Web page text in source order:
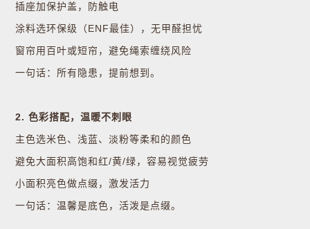
插座加保护盖，防触电
涂料选环保级（ENF最佳），无甲醛担忧
窗帘用百叶或短帘，避免绳索缠绕风险
一句话：所有隐患，提前想到。
2. 色彩搭配，温暖不刺眼
主色选米色、浅蓝、淡粉等柔和的颜色
避免大面积高饱和红/黄/绿，容易视觉疲劳
小面积亮色做点缀，激发活力
一句话：温馨是底色，活泼是点缀。